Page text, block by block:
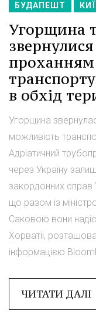
БУДАПЕШТ
Угорщина
в обхід
Угорщина
можливість
Адріатичний
через Україну
закордонних справ
що разом із
Саковою вони
Хорватії,
інформацією
ЧИТАТИ ДАЛІ